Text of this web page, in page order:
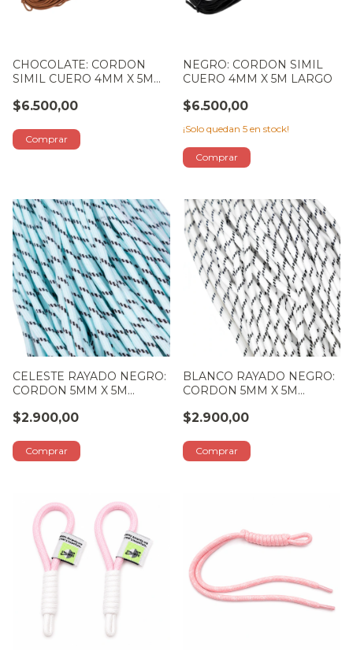
CHOCOLATE: CORDON
SIMIL CUERO 4MM X 5M
$6.500,00
NEGRO: CORDON SIMIL
CUERO 4MM X 5M LARGO
$6.500,00
¡Solo quedan 5 en stock!
CELESTE RAYADO NEGRO:
CORDON 5MM X 5M
$2.900,00
BLANCO RAYADO NEGRO:
CORDON 5MM X 5M
$2.900,00